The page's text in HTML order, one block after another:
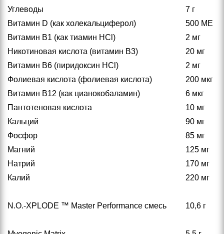
Углеводы
7 г
Витамин D (как холекальциферол)
500 МЕ
Витамин B1 (как тиамин HCl)
2 мг
Никотиновая кислота (витамин В3)
20 мг
Витамин В6 (пиридоксин HCl)
2 мг
Фолиевая кислота (фолиевая кислота)
200 мкг
Витамин В12 (как цианокобаламин)
6 мкг
Пантотеновая кислота
10 мг
Кальций
90 мг
Фосфор
85 мг
Магний
125 мг
Натрий
170 мг
Калий
220 мг
N.O.-XPLODE ™ Master Performance смесь 10,6 г